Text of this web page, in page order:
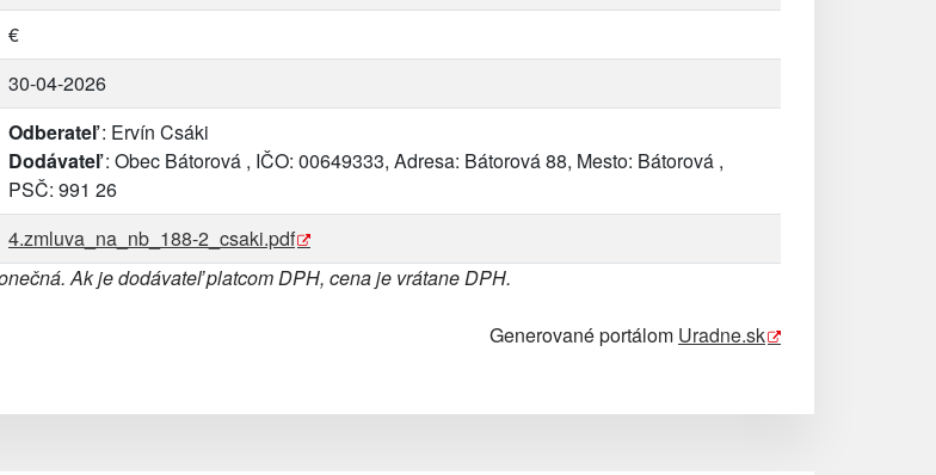
€
30-04-2026
Odberateľ: Ervín Csáki
Dodávateľ: Obec Bátorová , IČO: 00649333, Adresa: Bátorová 88, Mesto: Bátorová ,
PSČ: 991 26
4.zmluva_na_nb_188-2_csaki.pdf
Ak je dodávateľ platcom DPH, cena je vrátane DPH.
Generované portálom Uradne.sk